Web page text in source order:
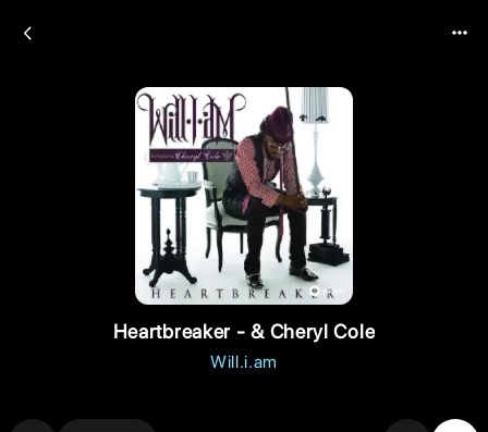
Heartbreaker - & Cheryl Cole
Will.i.am